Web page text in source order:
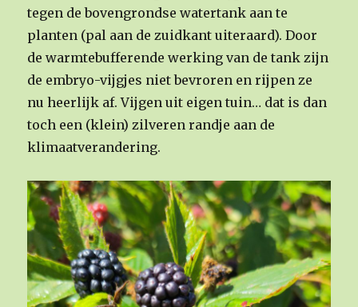
tegen de bovengrondse watertank aan te
planten (pal aan de zuidkant uiteraard). Door
de warmtebufferende werking van de tank zijn
de embryo-vijgjes niet bevroren en rijpen ze
nu heerlijk af. Vijgen uit eigen tuin… dat is dan
toch een (klein) zilveren randje aan de
klimaatverandering.